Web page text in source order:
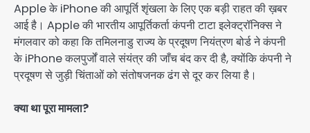
Apple के iPhone की आपूर्ति शृंखला के लिए एक बड़ी राहत की ख़बर
आई है। Apple की भारतीय आपूर्तिकर्ता कंपनी टाटा इलेक्ट्रॉनिक्स ने
मंगलवार को कहा कि तमिलनाडु राज्य के प्रदूषण नियंत्रण बोर्ड ने कंपनी
के iPhone कलपुर्जों वाले संयंत्र की जाँच बंद कर दी है, क्योंकि कंपनी ने
प्रदूषण से जुड़ी चिंताओं को संतोषजनक ढंग से दूर कर लिया है।
क्या था पूरा मामला?